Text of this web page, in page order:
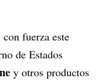
con fuerza este
de Estados
y otros productos